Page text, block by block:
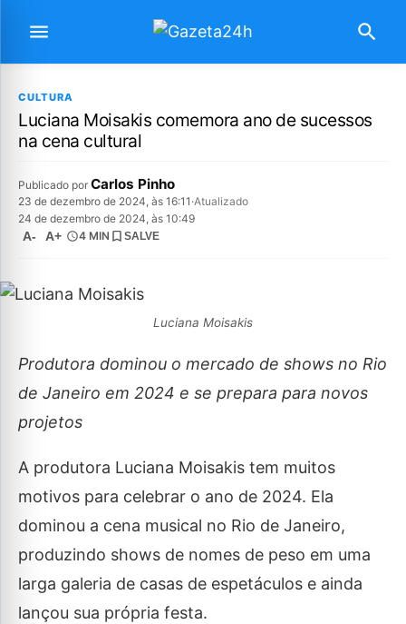
CULTURA
Luciana Moisakis comemora ano de sucessos
na cena cultural
Publicado por Carlos Pinho
23 de dezembro de 2024, às 16:11 ·Atualizado
24 de dezembro de 2024, às 10:49
A- A+ 4 MIN SALVE
Luciana Moisakis
Produtora dominou o mercado de shows no Rio
de Janeiro em 2024 e se prepara para novos
projetos
A produtora Luciana Moisakis tem muitos
motivos para celebrar o ano de 2024. Ela
dominou a cena musical no Rio de Janeiro,
produzindo shows de nomes de peso em uma
larga galeria de casas de espetáculos e ainda
lançou sua própria festa.